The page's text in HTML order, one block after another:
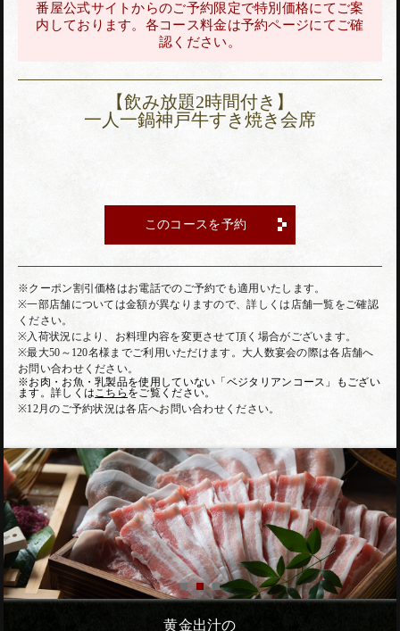
番屋公式サイトからのご予約限定で特別価格にてご案
内しております。各コース料金は予約ページにてご確
認ください。
【飲み放題2時間付き】
一人一鍋神戸牛すき焼き会席
このコースを予約
※クーポン割引価格はお電話でのご予約でも適用いたします。
※一部店舗については金額が異なりますので、詳しくは店舗一覧をご確認
ください。
※入荷状況により、お料理内容を変更させて頂く場合がございます。
※最大50～120名様までご利用いただけます。大人数宴会の際は各店舗へ
お問い合わせください。
※お肉・お魚・乳製品を使用していない「ベジタリアンコース」もござい
ます。詳しくはこちら をご覧ください。
※12月のご予約状況は各店へお問い合わせください。
黄金出汁の